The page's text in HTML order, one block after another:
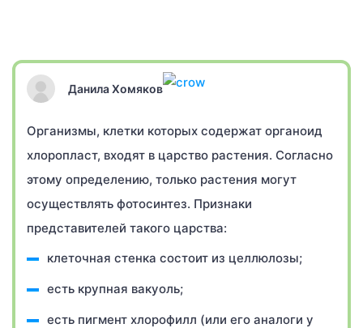
Данила Хомяков
Организмы, клетки которых содержат органоид
хлоропласт, входят в царство растения. Согласно
этому определению, только растения могут
осуществлять фотосинтез. Признаки
представителей такого царства:
клеточная стенка состоит из целлюлозы;
есть крупная вакуоль;
есть пигмент хлорофилл (или его аналоги у